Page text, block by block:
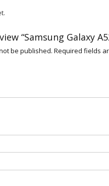
“Samsung Galaxy
be published. Required fields